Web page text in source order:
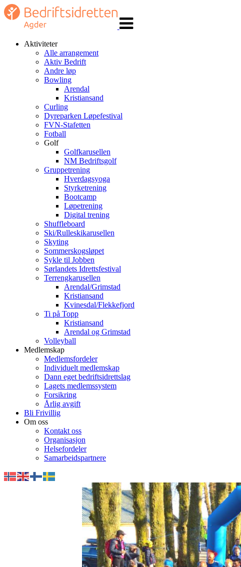
navigasjon
Aktiviteter
Alle arrangement
Aktiv Bedrift
Andre løp
Bowling
Arendal
Kristiansand
Curling
Dyreparken Løpefestival
FVN-Stafetten
Fotball
Golf
Golfkarusellen
NM Bedriftsgolf
Gruppetrening
Hverdagsyoga
Styrketrening
Bootcamp
Løpetrening
Digital trening
Shuffleboard
Ski/Rulleskikarusellen
Skyting
Sommerskogsløpet
Sykle til Jobben
Sørlandets Idrettsfestival
Terrengkarusellen
Arendal/Grimstad
Kristiansand
Kvinesdal/Flekkefjord
Ti på Topp
Kristiansand
Arendal og Grimstad
Volleyball
Medlemskap
Medlemsfordeler
Individuelt medlemskap
Dann eget bedriftsidrettslag
Lagets medlemssystem
Forsikring
Årlig avgift
Bli Frivillig
Om oss
Kontakt oss
Organisasjon
Helsefordeler
Samarbeidspartnere